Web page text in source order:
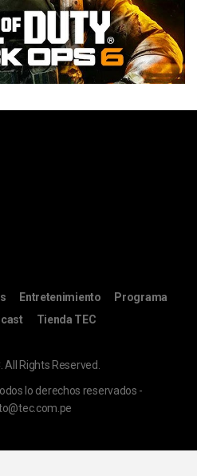
Entretenimiento
Programa
Tienda TEC
All Rights Reserved.
lo derechos reservados -